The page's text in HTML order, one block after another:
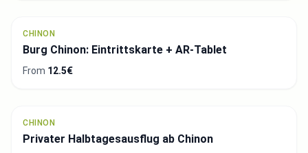
CHINON
Burg Chinon: Eintrittskarte + AR-Tablet
From 12.5€
CHINON
Privater Halbtagesausflug ab Chinon